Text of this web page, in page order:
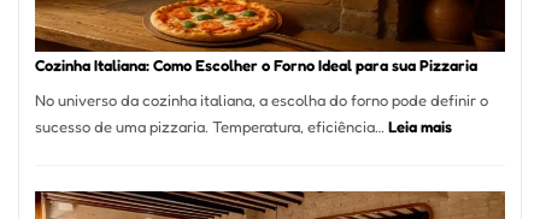
Este
Portal
Resolver
Isso
Cozinha Italiana: Como Escolher o Forno Ideal para sua Pizzaria
No universo da cozinha italiana, a escolha do forno pode definir o
sucesso de uma pizzaria. Temperatura, eficiência… Leia mais:
Como